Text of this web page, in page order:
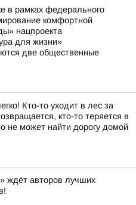
в рамках федерального
комфортной
нацпроекта
для жизни»
две общественные
Кто-то уходит в лес за
кто-то теряется в
не может найти дорогу домой
ждёт авторов лучших